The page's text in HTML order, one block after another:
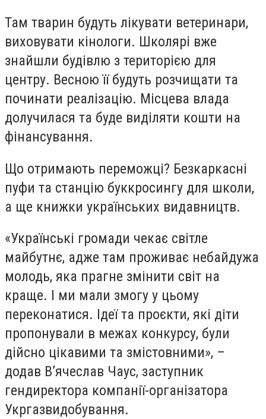
Там тварин будуть лікувати ветеринари,
виховувати кінологи. Школярі вже
знайшли будівлю з територією для
центру. Весною її будуть розчищати та
починати реалізацію. Місцева влада
долучилася та буде виділяти кошти на
фінансування.
Що отримають переможці? Безкаркасні
пуфи та станцію буккросингу для школи,
а ще книжки українських видавництв.
«Українські громади чекає світле
майбутнє, адже там проживає небайдужа
молодь, яка прагне змінити світ на
краще. І ми мали змогу у цьому
переконатися. Ідеї та проєкти, які діти
пропонували в межах конкурсу, були
дійсно цікавими та змістовними», –
додав В’ячеслав Чаус, заступник
гендиректора компанії-організатора
Укргазвидобування.